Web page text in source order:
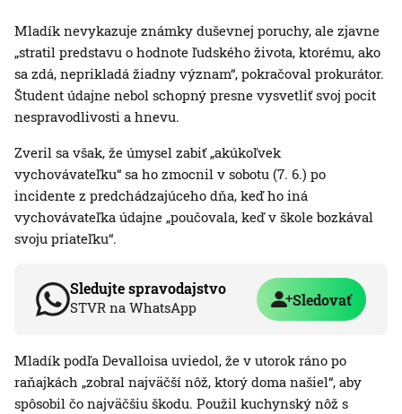
Mladík nevykazuje známky duševnej poruchy, ale zjavne
„stratil predstavu o hodnote ľudského života, ktorému, ako
sa zdá, neprikladá žiadny význam“, pokračoval prokurátor.
Študent údajne nebol schopný presne vysvetliť svoj pocit
nespravodlivosti a hnevu.
Zveril sa však, že úmysel zabiť „akúkoľvek
vychovávateľku“ sa ho zmocnil v sobotu (7. 6.) po
incidente z predchádzajúceho dňa, keď ho iná
vychovávateľka údajne „poučovala, keď v škole bozkával
svoju priateľku“.
Sledujte spravodajstvo
STVR na WhatsApp Sledovať
Mladík podľa Devalloisa uviedol, že v utorok ráno po
raňajkách „zobral najväčší nôž, ktorý doma našiel“, aby
spôsobil čo najväčšiu škodu. Použil kuchynský nôž s